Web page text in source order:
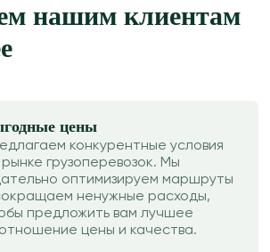
нашим клиентам
цены
конкурентные условия
грузоперевозок. Мы
оптимизируем маршруты
ненужные расходы,
предложить вам лучшее
цены и качества.